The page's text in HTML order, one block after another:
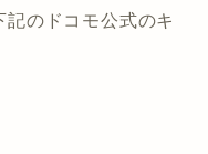
のドコモ公式のキ